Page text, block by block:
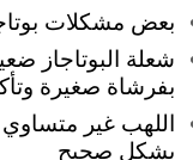
بعض مشكلات
شعلة البوتاجاز
بفرشاة صغيرة
اللهب غير
بشكل صحيح